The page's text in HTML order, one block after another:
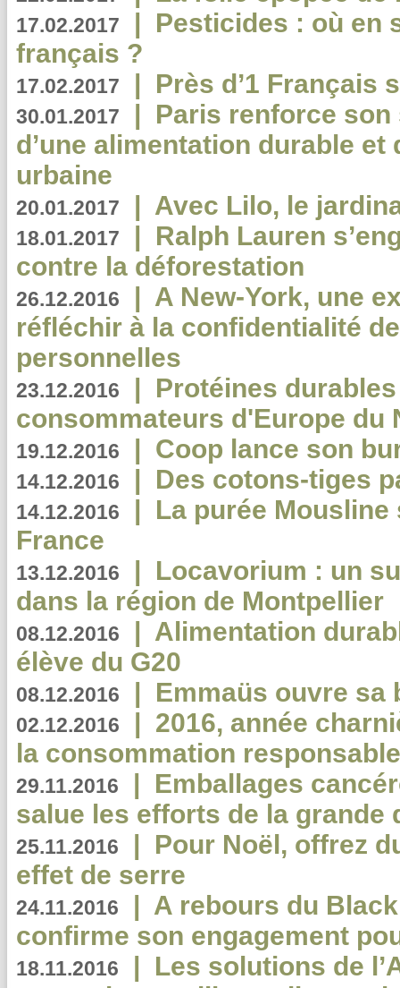
17.02.2017 | Pesticides : où en
français ?
17.02.2017 | Près d’1 Français
30.01.2017 | Paris renforce
d’une alimentation durable et
urbaine
20.01.2017 | Avec Lilo, le
18.01.2017 | Ralph Lauren
contre la déforestation
26.12.2016 | A New-York, une
réfléchir à la confidentialité
personnelles
23.12.2016 | Protéines
consommateurs d'Europe du
19.12.2016 | Coop lance son
14.12.2016 | Des cotons-tiges
14.12.2016 | La purée
France
13.12.2016 | Locavorium : un
dans la région de Montpellier
08.12.2016 | Alimentation
élève du G20
08.12.2016 | Emmaüs ouvre sa
02.12.2016 | 2016, année
la consommation
29.11.2016 | Emballages
salue les efforts de la grande
25.11.2016 | Pour Noël, offrez
effet de serre
24.11.2016 | A rebours du
confirme son engagement
18.11.2016 | Les solutions de